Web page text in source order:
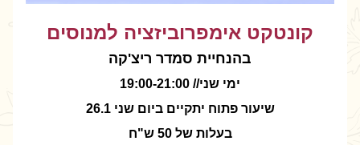
קונטקט אימפרוביזציה למנוסים
בהנחיית סמדר ריצ'קה
ימי שני// 19:00-21:00
שיעור פתוח יתקיים ביום שני 26.1
בעלות של 50 ש"ח